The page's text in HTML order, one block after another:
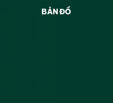
BẢN ĐỒ